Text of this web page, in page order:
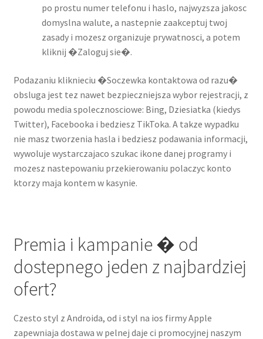
po prostu numer telefonu i haslo, najwyzsza jakosc
domyslna walute, a nastepnie zaakceptuj twoj
zasady i mozesz organizuje prywatnosci, a potem
kliknij �Zaloguj sie�.
Podazaniu kliknieciu �Soczewka kontaktowa od razu�
obsluga jest tez nawet bezpieczniejsza wybor rejestracji, z
powodu media spolecznosciowe: Bing, Dziesiatka (kiedys
Twitter), Facebooka i bedziesz TikToka. A takze wypadku
nie masz tworzenia hasla i bedziesz podawania informacji,
wywoluje wystarczajaco szukac ikone danej programy i
mozesz nastepowaniu przekierowaniu polaczyc konto
ktorzy maja kontem w kasynie.
Premia i kampanie � od
dostepnego jeden z najbardziej
ofert?
Czesto styl z Androida, od i styl na ios firmy Apple
zapewniaja dostawa w pelnej daje ci promocyjnej naszym